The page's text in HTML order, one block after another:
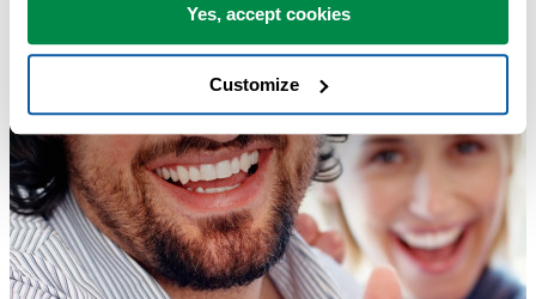
Yes, accept cookies
Customize